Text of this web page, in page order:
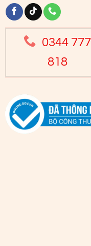
0344 777
818